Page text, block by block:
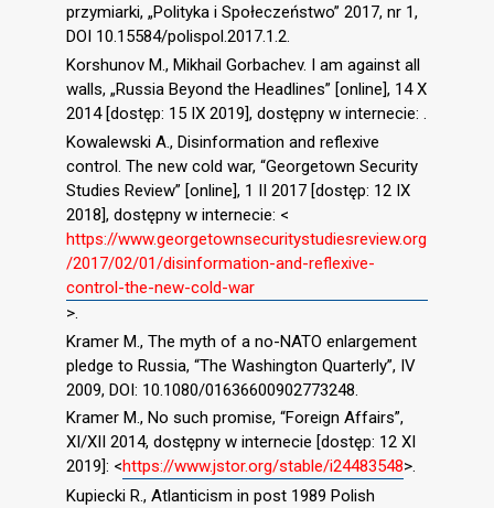
przymiarki, „Polityka i Społeczeństwo” 2017, nr 1,
DOI 10.15584/polispol.2017.1.2.
Korshunov M., Mikhail Gorbachev. I am against all
walls, „Russia Beyond the Headlines” [online], 14 X
2014 [dostęp: 15 IX 2019], dostępny w internecie: .
Kowalewski A., Disinformation and reflexive
control. The new cold war, “Georgetown Security
Studies Review” [online], 1 II 2017 [dostęp: 12 IX
2018], dostępny w internecie: <
https://www.georgetownsecuritystudiesreview.org
/2017/02/01/disinformation-and-reflexive-
control-the-new-cold-war
>.
Kramer M., The myth of a no-NATO enlargement
pledge to Russia, “The Washington Quarterly”, IV
2009, DOI: 10.1080/01636600902773248.
Kramer M., No such promise, “Foreign Affairs”,
XI/XII 2014, dostępny w internecie [dostęp: 12 XI
2019]: <https://www.jstor.org/stable/i24483548>.
Kupiecki R., Atlanticism in post 1989 Polish